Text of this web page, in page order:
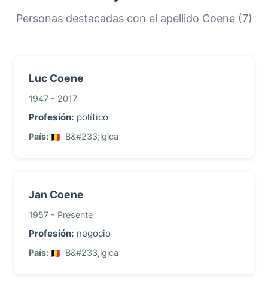
orígenes y la historia migratoria de las familias
Personas destacadas con el apellido Coene (7)
Luc Coene
1947 - 2017
Profesión: político
País: B&#233;lgica
Jan Coene
1957 - Presente
Profesión: negocio
País: B&#233;lgica